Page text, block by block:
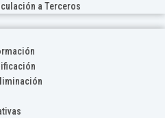
a Terceros